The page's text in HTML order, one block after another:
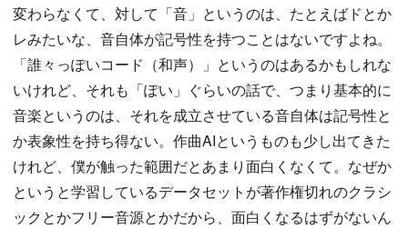
変わらなくて、対して「音」というのは、たとえばドとか
レみたいな、音自体が記号性を持つことはないですよね。
「誰々っぽいコード（和声）」というのはあるかもしれな
いけれど、それも「ぽい」ぐらいの話で、つまり基本的に
音楽というのは、それを成立させている音自体は記号性と
か表象性を持ち得ない。作曲AIというものも少し出てきた
けれど、僕が触った範囲だとあまり面白くなくて。なぜか
というと学習しているデータセットが著作権切れのクラシ
ックとかフリー音源とかだから、面白くなるはずがないん